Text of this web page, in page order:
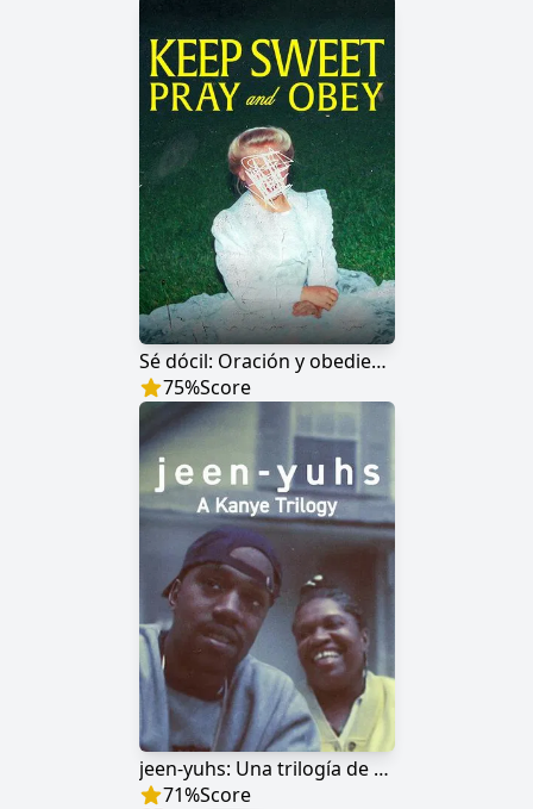
Sé dócil: Oración y obediencia
75%Score
jeen-yuhs: Una trilogía de Kanye West
71%Score